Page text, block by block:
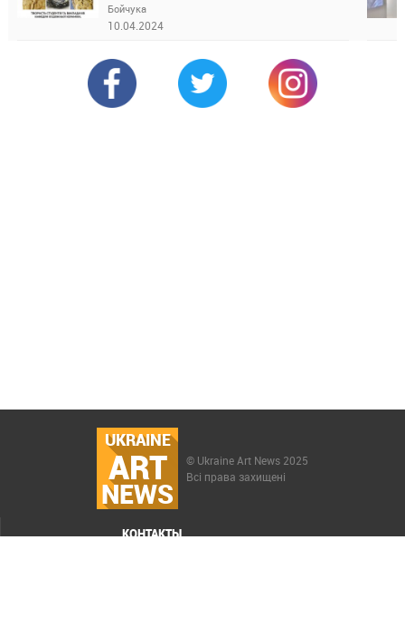
Бойчука
10.04.2024
UKRAINE
ART
NEWS
© Ukraine Art News 2025
Всі права захищені
КОНТАКТЫ